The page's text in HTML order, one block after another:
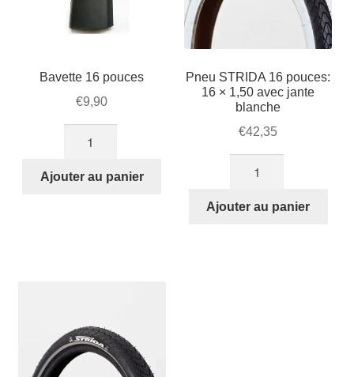
Bavette 16 pouces
€9,90
Bavette
Ajouter au panier
Pneu STRIDA 16 pouces:
16 × 1,50 avec jante
blanche
€42,35
Pneu
Ajouter au panier